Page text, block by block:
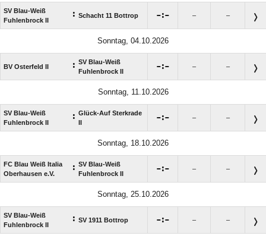
SV Blau-Weiß
Fuhlenbrock II
: Schacht 11 Bottrop : – –
Sonntag, 04.10.2026
BV Osterfeld II : SV Blau-Weiß
Fuhlenbrock II
: – –
Sonntag, 11.10.2026
SV Blau-Weiß
Fuhlenbrock II
: Glück-Auf Sterkrade
II
: – –
Sonntag, 18.10.2026
FC Blau Weiß Italia
Oberhausen e.V.
: SV Blau-Weiß
Fuhlenbrock II
: – –
Sonntag, 25.10.2026
SV Blau-Weiß
Fuhlenbrock II
: SV 1911 Bottrop : – –